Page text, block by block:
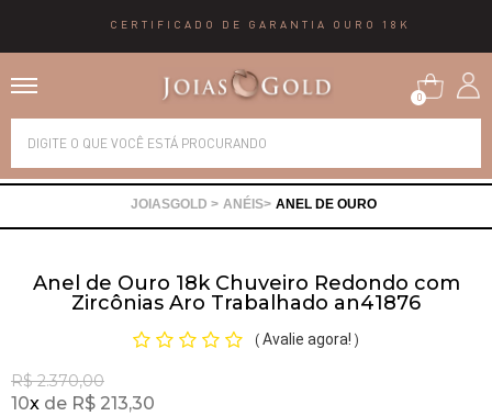
CERTIFICADO DE GARANTIA OURO 18K
0
ANÉIS ANEL DE OURO
Anel de Ouro 18k Chuveiro Redondo com
Zircônias Aro Trabalhado an41876
( Avalie agora! )
R$ 2.370,00
10x R$ 213,30
Alianças
Brincos